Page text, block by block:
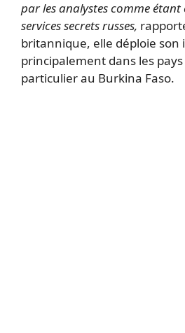
par les analystes comme étant
services secrets russes,
britannique, elle déploie son
principalement dans les
particulier au Burkina Faso.